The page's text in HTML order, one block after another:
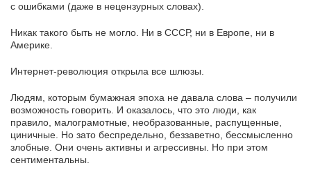
с ошибками (даже в нецензурных словах).
Никак такого быть не могло. Ни в СССР, ни в Европе, ни в
Америке.
Интернет-революция открыла все шлюзы.
Людям, которым бумажная эпоха не давала слова – получили
возможность говорить. И оказалось, что это люди, как
правило, малограмотные, необразованные, распущенные,
циничные. Но зато беспредельно, беззаветно, бессмысленно
злобные. Они очень активны и агрессивны. Но при этом
сентиментальны.